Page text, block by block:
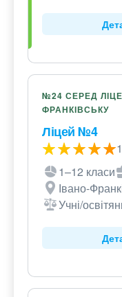
№24 СЕРЕД
ФРАНКІВСЬКУ
Ліцей №4
1–12 класи
Івано-
Учні/